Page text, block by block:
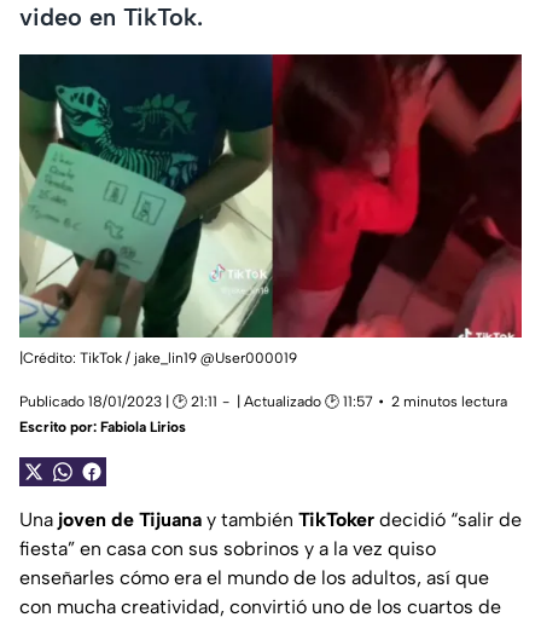
video en TikTok.
|Crédito: TikTok / jake_lin19 @User000019
Publicado 18/01/2023 | 🕑 21:11 | Actualizado 🕑 11:57
2 minutos lectura
Escrito por: Fabiola Lirios
Una joven de Tijuana y también TikToker decidió “salir de
fiesta” en casa con sus sobrinos y a la vez quiso
enseñarles cómo era el mundo de los adultos, así que
con mucha creatividad, convirtió uno de los cuartos de